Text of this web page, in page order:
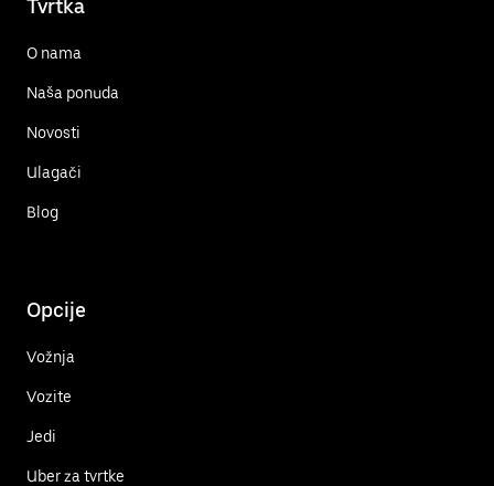
Tvrtka
O nama
Naša ponuda
Novosti
Ulagači
Blog
Opcije
Vožnja
Vozite
Jedi
Uber za tvrtke